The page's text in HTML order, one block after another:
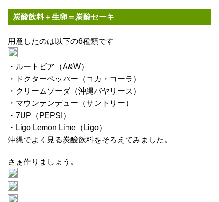
炭酸飲料＋生卵＝炭酸セーキ
用意したのは以下の6種類です
・ルートビア（A&W）
・ドクターペッパー（コカ・コーラ）
・クリームソーダ（沖縄バヤリース）
・マウンテンデュー（サントリー）
・7UP（PEPSI）
・Ligo Lemon Lime（Ligo）
沖縄でよく見る炭酸飲料をそろえてみました。
さぁ作りましょう。